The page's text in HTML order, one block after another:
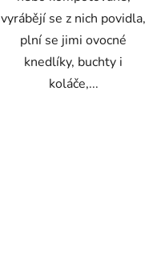
vyrábějí se z nich povidla,
plní se jimi ovocné
knedlíky, buchty i
koláče,...